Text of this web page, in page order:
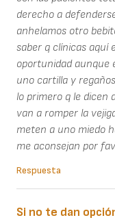
derecho a
anhelamos otro
saber q clínicas aquí
oportunidad aunque
uno cartilla y
lo primero q le dicen
van a romper la
meten a uno miedo
me aconsejan por
Respuesta
Si no te dan